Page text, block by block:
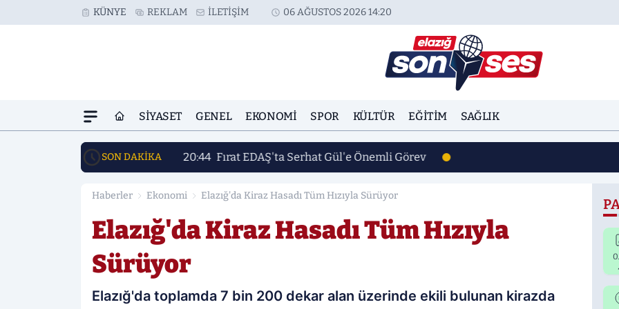
KÜNYE REKLAM İLETIŞIM 06 AĞUSTOS 2026 14:20
SIYASET GENEL EKONOMI SPOR KÜLTÜR EĞITIM SAĞLIK
SON DAKİKA 20:44 Fırat EDAŞ'ta Serhat Gül'e Önemli Görev
Haberler Ekonomi Elazığ'da Kiraz Hasadı Tüm Hızıyla Sürüyor
Elazığ'da Kiraz Hasadı Tüm Hızıyla
Sürüyor
Elazığ'da toplamda 7 bin 200 dekar alan üzerinde ekili bulunan kirazda